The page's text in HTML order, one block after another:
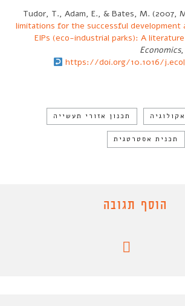
Tudor, T., Adam, E., & Bates, M. (2007,
limitations for the successful development
EIPs (eco-industrial parks): A
Economics,
https://doi.org/10.1016/
אקולוגיה תכנון אזורי תעשייה
תכנית אסטרטגית
הוסף תגובה